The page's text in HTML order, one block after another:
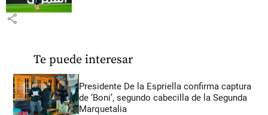
share
Te puede interesar
Presidente De la Espriella confirma captura
de ‘Boni’, segundo cabecilla de la Segunda
Marquetalia